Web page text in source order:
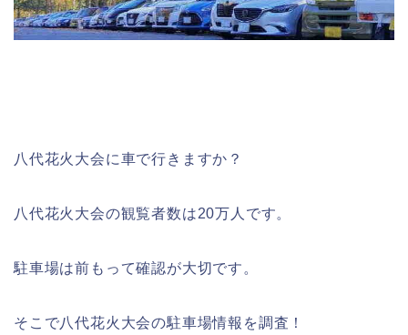
八代花火大会に車で行きますか？
八代花火大会の観覧者数は20万人です。
駐車場は前もって確認が大切です。
そこで八代花火大会の駐車場情報を調査！